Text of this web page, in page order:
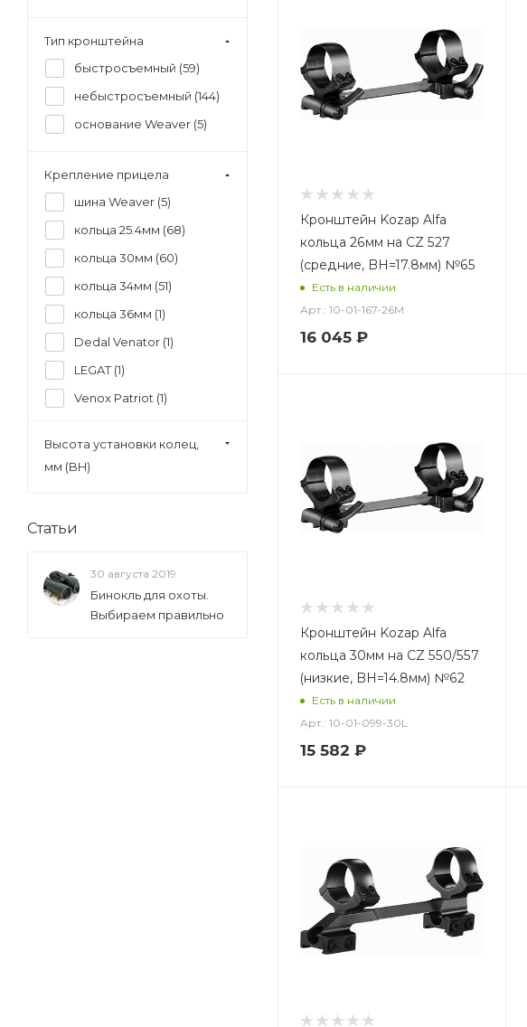
Кронштейн Kozap Alfa
кольца 26мм на CZ 527
(средние, BH=17.8мм) №65
Есть в наличии
Арт.: 10-01-167-26M
16 045 ₽
Кронштейн Kozap Alfa
кольца 30мм на CZ 550/557
(низкие, BH=14.8мм) №62
Есть в наличии
Арт.: 10-01-099-30L
15 582 ₽
Тип кронштейна
быстросъемный (59)
небыстросъемный (144)
основание Weaver (5)
Крепление прицела
шина Weaver (5)
кольца 25.4мм (68)
кольца 30мм (60)
кольца 34мм (51)
кольца 36мм (1)
Dedal Venator (1)
LEGAT (1)
Venox Patriot (1)
Trail/Apex/Digisight ( 1
коллиматор Docter (
Высота установки колец,
мм (BH)
Статьи
30 августа 2019
Бинокль для охоты.
Выбираем правильно